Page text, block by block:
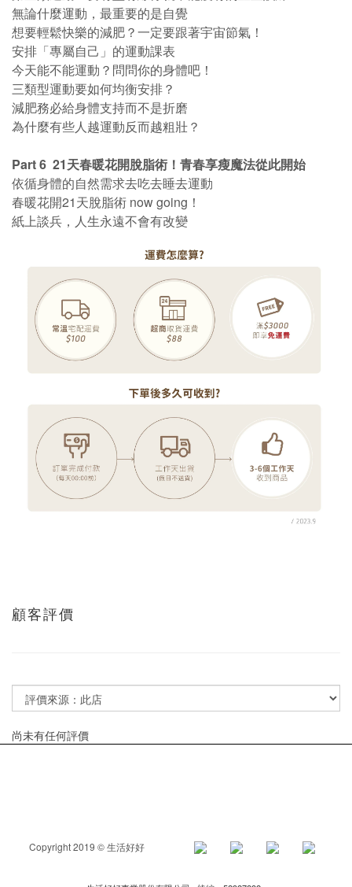
無論什麼運動，最重要的是自覺
想要輕鬆快樂的減肥？一定要跟著宇宙節氣！
安排「專屬自己」的運動課表
今天能不能運動？問問你的身體吧！
三類型運動要如何均衡安排？
減肥務必給身體支持而不是折磨
為什麼有些人越運動反而越粗壯？
Part 6 21天春暖花開脫脂術！青春享瘦魔法從此開始
依循身體的自然需求去吃去睡去運動
春暖花開21天脫脂術 now going！
紙上談兵，人生永遠不會有改變
顧客評價
尚未有任何評價
Copyright 2019 © 生活好好